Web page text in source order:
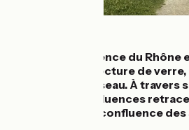
Situé à la confluence du Rhône
musée à l'architecture de
penser à un vaisseau. À travers
Musée des Confluences
l’humanité à la « confluence